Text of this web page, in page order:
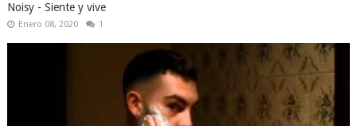
Noisy - Siente y vive
Enero 08, 2020 1